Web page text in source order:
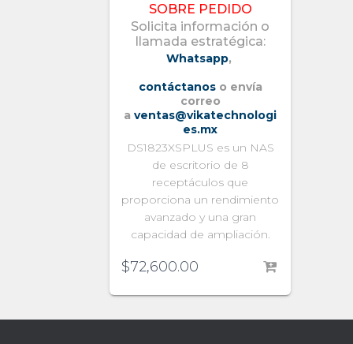
SOBRE PEDIDO
Solicita información o
llamada estratégica:
Whatsapp,
contáctanos o envía
correo
a ventas@vikatechnologi
es.mx
DS1823XSPLUS es un NAS
de escritorio de 8
receptáculos que
proporciona un rendimiento
avanzado y una gran
capacidad de ampliación.
$72,600.00